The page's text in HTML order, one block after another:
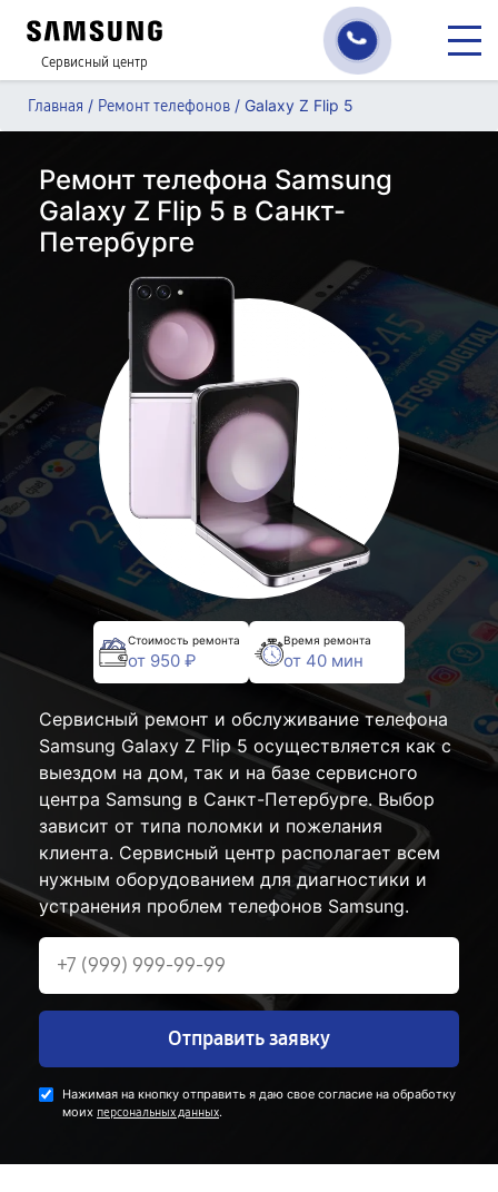
Сервисный центр
Главная / Ремонт телефонов / Galaxy Z Flip 5
Ремонт телефона Samsung
Galaxy Z Flip 5 в Санкт-
Петербурге
Стоимость ремонта
от 950 ₽
Время ремонта
от 40 мин
Сервисный ремонт и обслуживание телефона
Samsung Galaxy Z Flip 5 осуществляется как с
выездом на дом, так и на базе сервисного
центра Samsung в Санкт-Петербурге. Выбор
зависит от типа поломки и пожелания
клиента. Сервисный центр располагает всем
нужным оборудованием для диагностики и
устранения проблем телефонов Samsung.
Отправить заявку
Нажимая на кнопку отправить я даю свое согласие на обработку
моих персональных данных.